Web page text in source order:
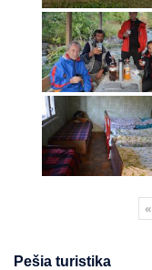
«
Pešia turistika